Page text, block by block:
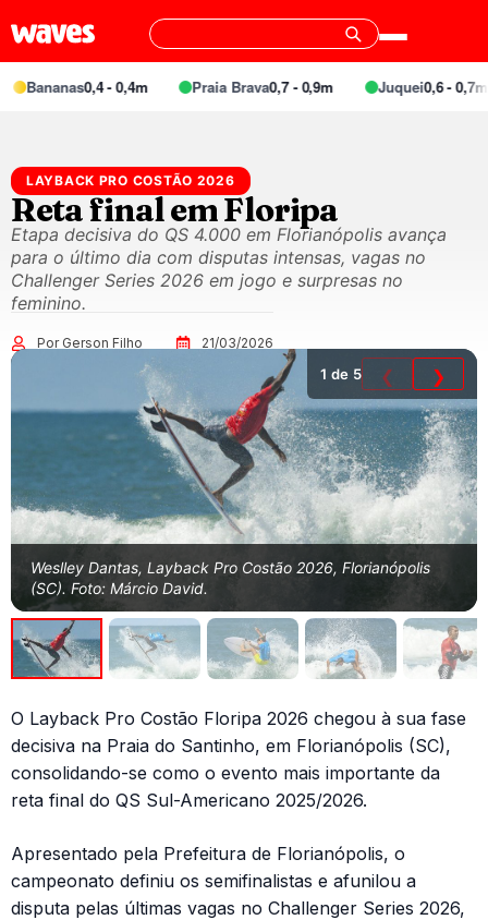
Bananas0,4 - 0,4m Praia Brava0,7 - 0,9m Juquei0,6 - 0,7m
LAYBACK PRO COSTÃO 2026
Reta final em Floripa
Etapa decisiva do QS 4.000 em Florianópolis avança
para o último dia com disputas intensas, vagas no
Challenger Series 2026 em jogo e surpresas no
feminino.
Por Gerson Filho 21/03/2026
Weslley Dantas, Layback Pro Costão 2026, Florianópolis
(SC). Foto: Márcio David.
1 de 5 ❮ ❯
O Layback Pro Costão Floripa 2026 chegou à sua fase
decisiva na Praia do Santinho, em Florianópolis (SC),
consolidando-se como o evento mais importante da
reta final do QS Sul-Americano 2025/2026.
Apresentado pela Prefeitura de Florianópolis, o
campeonato definiu os semifinalistas e afunilou a
disputa pelas últimas vagas no Challenger Series 2026,